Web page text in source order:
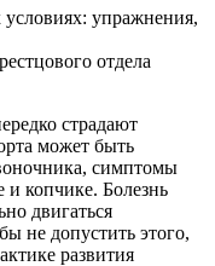
отдела
страдают
может быть
симптомы
и копчике. Болезнь
двигаться
не допустить этого,
развития